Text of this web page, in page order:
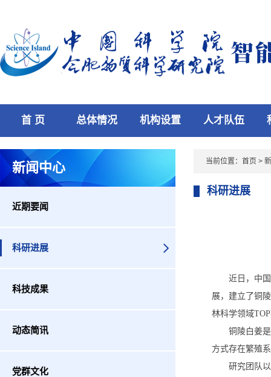
首 页 总体情况 机构设置 人才队伍
新闻中心
近期要闻
科研进展
科技成果
动态简讯
党群文化
当前位置： 首页 >
科研进展
近日，中
展， 建立 了铜
林科学领域TOP
铜陵白姜
方式存在繁殖
研究团队